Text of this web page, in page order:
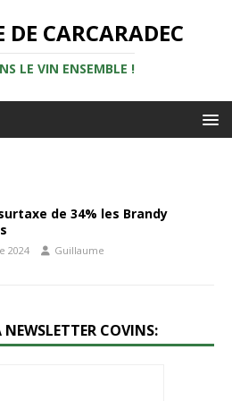
CARCARADEC
LE VIN ENSEMBLE !
de 34% les Brandy
2024 Guillaume
COVINS: